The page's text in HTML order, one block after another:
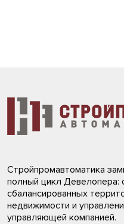
Стройпромавтоматика
полный цикл Девелопера:
сбалансированных
недвижимости и
управляющей компанией.